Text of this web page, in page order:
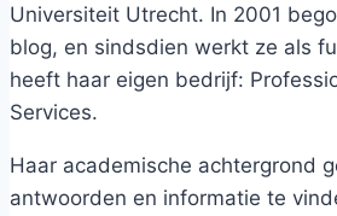
Universiteit Utrecht. In 2001
blog, en sindsdien werkt ze als
heeft haar eigen bedrijf:
Services.
Haar academische achtergrond
antwoorden en informatie te